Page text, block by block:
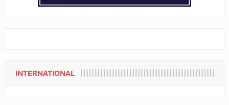
INTERNATIONAL